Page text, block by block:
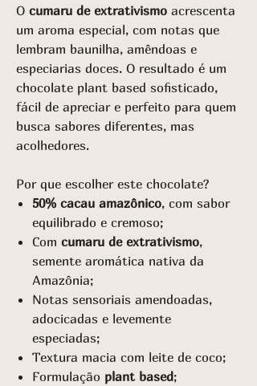
O cumaru de extrativismo acrescenta
um aroma especial, com notas que
lembram baunilha, amêndoas e
especiarias doces. O resultado é um
chocolate plant based sofisticado,
fácil de apreciar e perfeito para quem
busca sabores diferentes, mas
acolhedores.
Por que escolher este chocolate?
50% cacau amazônico, com sabor
equilibrado e cremoso;
Com cumaru de extrativismo,
semente aromática nativa da
Amazônia;
Notas sensoriais amendoadas,
adocicadas e levemente
especiadas;
Textura macia com leite de coco;
Formulação plant based;